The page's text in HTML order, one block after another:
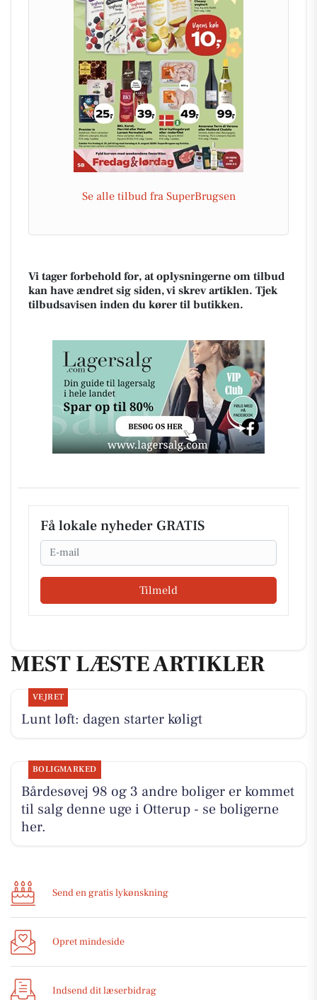
Se alle tilbud fra SuperBrugsen
Vi tager forbehold for, at oplysningerne om tilbud
kan have ændret sig siden, vi skrev artiklen. Tjek
tilbudsavisen inden du kører til butikken.
Få lokale nyheder GRATIS
Email
Tilmeld
MEST LÆSTE ARTIKLER
VEJRET
Lunt løft: dagen starter køligt
BOLIGMARKED
Bårdesøvej 98 og 3 andre boliger er kommet
til salg denne uge i Otterup - se boligerne
her.
Send en gratis lykønskning
Opret mindeside
Indsend dit læserbidrag